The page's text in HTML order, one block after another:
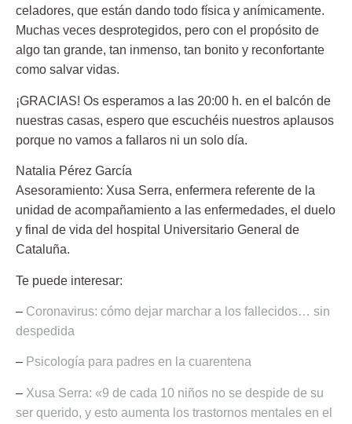
celadores, que están dando todo física y anímicamente.
Muchas veces desprotegidos, pero con el propósito de
algo tan grande, tan inmenso, tan bonito y reconfortante
como salvar vidas.
¡GRACIAS! Os esperamos a las 20:00 h. en el balcón de
nuestras casas, espero que escuchéis nuestros aplausos
porque no vamos a fallaros ni un solo día.
Natalia Pérez García
Asesoramiento: Xusa Serra, enfermera referente de la
unidad de acompañamiento a las enfermedades, el duelo
y final de vida del hospital Universitario General de
Cataluña.
Te puede interesar:
– Coronavirus: cómo dejar marchar a los fallecidos… sin
despedida
– Psicología para padres en la cuarentena
– Xusa Serra: «9 de cada 10 niños no se despide de su
ser querido, y esto aumenta los trastornos mentales en el